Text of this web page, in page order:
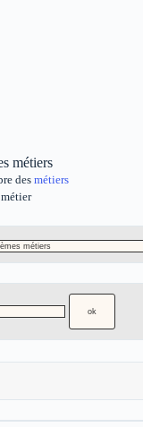
métiers
desmétiers